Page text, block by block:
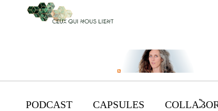
PODCAST CAPSULES